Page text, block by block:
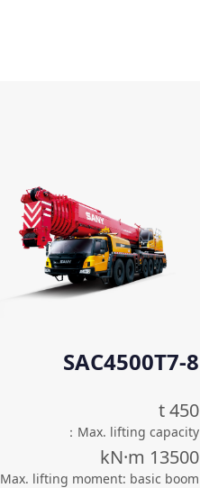
SAC4500T7-8
450
t
Max. lifting capacity
：
13500
kN·m
Max. lifting moment: basic boom